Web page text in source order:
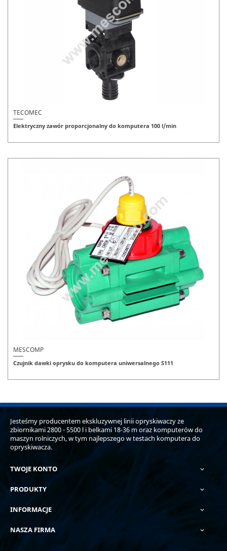
TECOMEC
Elektryczny zawór proporcjonalny do komputera 100 l/min
MESCOMP
Czujnik dawki oprysku do komputera uniwersalnego S111
Jesteśmy producentem ekskluzywnej linii opryskiwaczy ze
zbiornikami 2800 - 5500 l i belkami 18-36 m oraz komputerów do
maszyn rolniczych, w tym najlepszego w testach komputera do
opryskiwacza.
TWOJE KONTO 
PRODUKTY 
INFORMACJE 
NASZA FIRMA 